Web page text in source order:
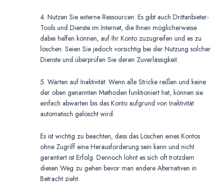
4. Nutzen Sie externe Ressourcen: Es gibt auch Drittanbieter-
Tools und Dienste im Internet, die Ihnen möglicherweise
dabei helfen können, auf Ihr Konto zuzugreifen und es zu
löschen. Seien Sie jedoch vorsichtig bei der Nutzung solcher
Dienste und überprüfen Sie deren Zuverlässigkeit.
5. Warten auf Inaktivität: Wenn alle Stricke reißen und keine
der oben genannten Methoden funktioniert hat, können sie
einfach abwarten bis das Konto aufgrund von Inaktivität
automatisch gelöscht wird.
Es ist wichtig zu beachten, dass das Löschen eines Kontos
ohne Zugriff eine Herausforderung sein kann und nicht
garantiert ist Erfolg. Dennoch lohnt es sich oft trotzdem
diesen Weg zu gehen bevor man andere Alternativen in
Betracht zieht.